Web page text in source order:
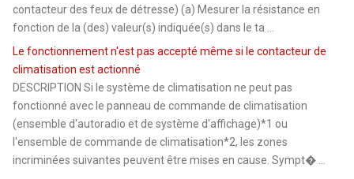
contacteur des feux de détresse) (a) Mesurer la résistance en
fonction de la (des) valeur(s) indiquée(s) dans le ta ...
Le fonctionnement n'est pas accepté même si le contacteur de
climatisation est actionné
DESCRIPTION Si le système de climatisation ne peut pas
fonctionné avec le panneau de commande de climatisation
(ensemble d'autoradio et de système d'affichage)*1 ou
l'ensemble de commande de climatisation*2, les zones
incriminées suivantes peuvent être mises en cause. Sympt� ...